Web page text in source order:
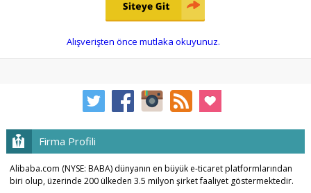
Alışverişten önce mutlaka okuyunuz.
Firma Profili
Alibaba.com (NYSE: BABA) dünyanın en büyük e-ticaret platformlarından
biri olup, üzerinde 200 ülkeden 3.5 milyon şirket faaliyet göstermektedir.